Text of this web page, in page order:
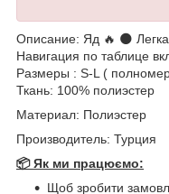
Описание: Яд 🔥 🌑
Навигация по таблице
Размеры : S-L (
Ткань: 100% полиэстер
Материал: Полиэстер
Производитель: Турция
📦 Як ми працюємо:
Щоб зробити